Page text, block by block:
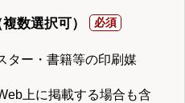
数選択可）
ター・書籍等の印刷媒
上に掲載する場合も含